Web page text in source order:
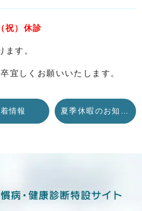
祝）休診
す。
宜しくお願いいたします。
情報 夏季休暇のお知らせ